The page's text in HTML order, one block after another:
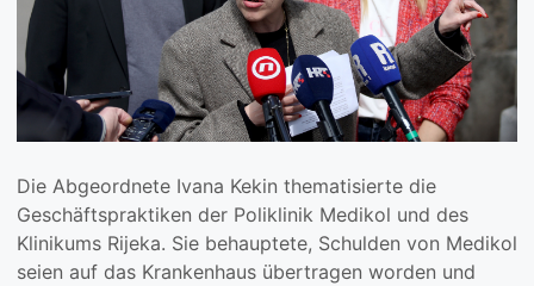
Die Abgeordnete Ivana Kekin thematisierte die
Geschäftspraktiken der Poliklinik Medikol und des
Klinikums Rijeka. Sie behauptete, Schulden von Medikol
seien auf das Krankenhaus übertragen worden und